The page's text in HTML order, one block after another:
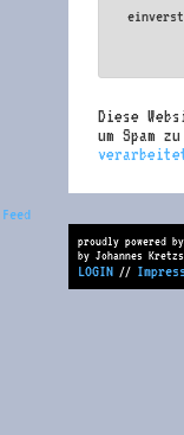
Diese
um Spam
proudly powered
by Johannes
LOGIN //